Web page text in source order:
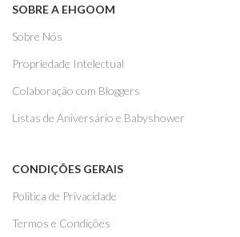
SOBRE A EHGOOM
Sobre Nós
Propriedade Intelectual
Colaboração com Bloggers
Listas de Aniversário e Babyshower
CONDIÇÕES GERAIS
Politica de Privacidade
Termos e Condições